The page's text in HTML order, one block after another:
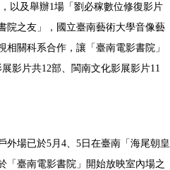
以及舉辦1場「劉必稼數位修復影片
院之友」，國立臺南藝術大學音像藝
關科系合作，讓「臺南電影書院」
展影片共12部、閩南文化影展影片11
外場已於5 月4 、5日在臺南「海尾朝皇
「臺南電影書院」開始放映室內場之